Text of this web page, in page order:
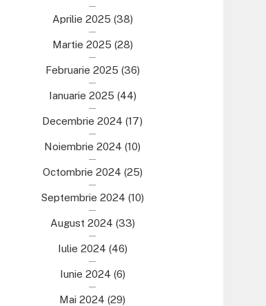
Aprilie 2025 (38)
Martie 2025 (28)
Februarie 2025 (36)
Ianuarie 2025 (44)
Decembrie 2024 (17)
Noiembrie 2024 (10)
Octombrie 2024 (25)
Septembrie 2024 (10)
August 2024 (33)
Iulie 2024 (46)
Iunie 2024 (6)
Mai 2024 (29)